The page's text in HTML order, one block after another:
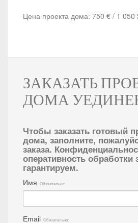
Цена проекта дома: 750 € / 1 050
ЗАКАЗАТЬ
ДОМА
Чтобы заказать готовый
дома, заполните,
заказа.
оперативность обработки
гарантируем.
Имя Обязательно:
Email Обязательно: